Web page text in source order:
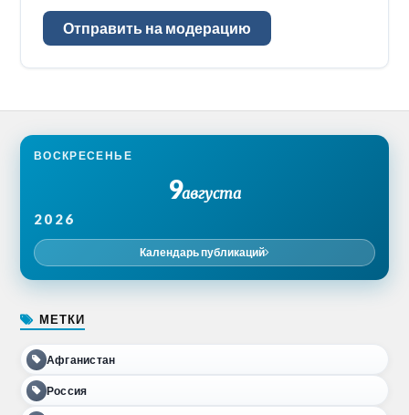
Отправить на модерацию
ВОСКРЕСЕНЬЕ
9августа
2026
Календарь публикаций
МЕТКИ
Афганистан
Россия